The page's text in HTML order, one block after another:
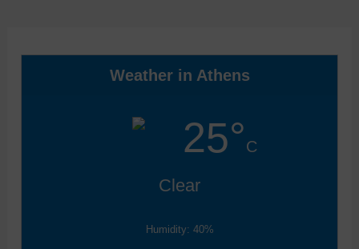
Weather in Athens
25°C
Clear
Humidity: 40%